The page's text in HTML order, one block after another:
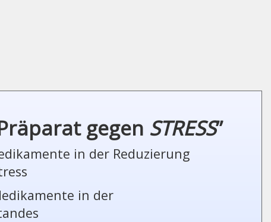
gegen STRESS”
in der Reduzierung
in der